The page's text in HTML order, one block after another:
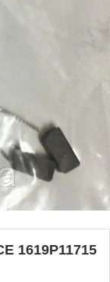
1619P11715